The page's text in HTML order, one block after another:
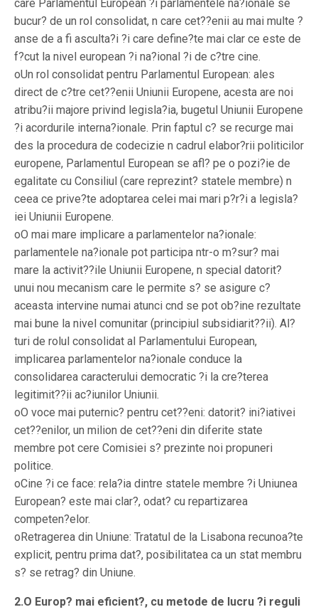
care Parlamentul European ?i parlamentele na?ionale se
bucur? de un rol consolidat, n care cet??enii au mai multe ?
anse de a fi asculta?i ?i care define?te mai clar ce este de
f?cut la nivel european ?i na?ional ?i de c?tre cine.
oUn rol consolidat pentru Parlamentul European: ales
direct de c?tre cet??enii Uniunii Europene, acesta are noi
atribu?ii majore privind legisla?ia, bugetul Uniunii Europene
?i acordurile interna?ionale. Prin faptul c? se recurge mai
des la procedura de codecizie n cadrul elabor?rii politicilor
europene, Parlamentul European se afl? pe o pozi?ie de
egalitate cu Consiliul (care reprezint? statele membre) n
ceea ce prive?te adoptarea celei mai mari p?r?i a legisla?
iei Uniunii Europene.
oO mai mare implicare a parlamentelor na?ionale:
parlamentele na?ionale pot participa ntr-o m?sur? mai
mare la activit??ile Uniunii Europene, n special datorit?
unui nou mecanism care le permite s? se asigure c?
aceasta intervine numai atunci cnd se pot ob?ine rezultate
mai bune la nivel comunitar (principiul subsidiarit??ii). Al?
turi de rolul consolidat al Parlamentului European,
implicarea parlamentelor na?ionale conduce la
consolidarea caracterului democratic ?i la cre?terea
legitimit??ii ac?iunilor Uniunii.
oO voce mai puternic? pentru cet??eni: datorit? ini?iativei
cet??enilor, un milion de cet??eni din diferite state
membre pot cere Comisiei s? prezinte noi propuneri
politice.
oCine ?i ce face: rela?ia dintre statele membre ?i Uniunea
European? este mai clar?, odat? cu repartizarea
competen?elor.
oRetragerea din Uniune: Tratatul de la Lisabona recunoa?te
explicit, pentru prima dat?, posibilitatea ca un stat membru
s? se retrag? din Uniune.
2.O Europ? mai eficient?, cu metode de lucru ?i reguli